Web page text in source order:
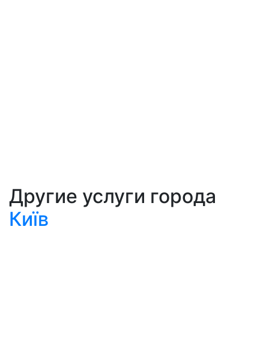
Другие услуги города
Київ